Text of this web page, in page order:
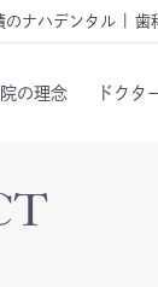
のナハデンタル | 歯
の理念 ドクタ